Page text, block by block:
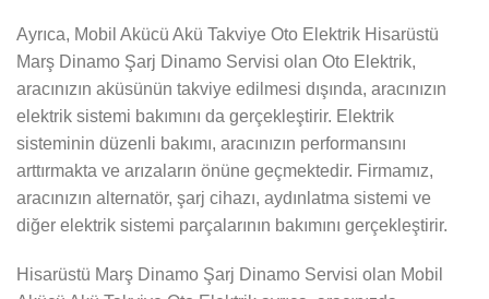
Ayrıca, Mobil Akücü Akü Takviye Oto Elektrik Hisarüstü
Marş Dinamo Şarj Dinamo Servisi olan Oto Elektrik,
aracınızın aküsünün takviye edilmesi dışında, aracınızın
elektrik sistemi bakımını da gerçekleştirir. Elektrik
sisteminin düzenli bakımı, aracınızın performansını
arttırmakta ve arızaların önüne geçmektedir. Firmamız,
aracınızın alternatör, şarj cihazı, aydınlatma sistemi ve
diğer elektrik sistemi parçalarının bakımını gerçekleştirir.
Hisarüstü Marş Dinamo Şarj Dinamo Servisi olan Mobil